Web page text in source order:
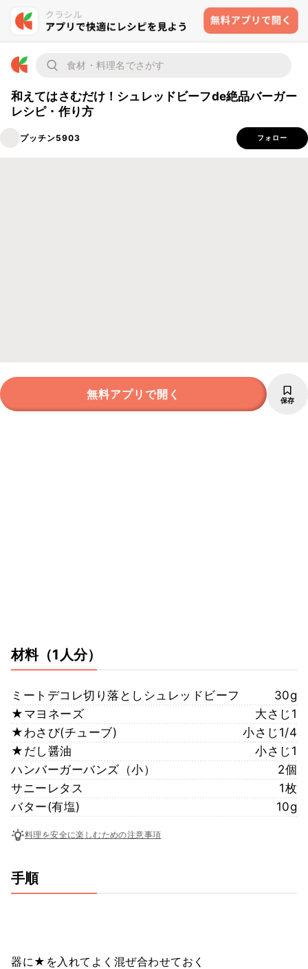
和えてはさむだけ！シュレッドビーフde絶品バーガー
レシピ・作り方
プッチン5903 フォロー
無料アプリで開く 保存
材料（1人分）
ミートデコレ切り落としシュレッドビーフ
30g
★マヨネーズ
大さじ1
★わさび(チューブ)
小さじ1/4
★だし醤油
小さじ1
ハンバーガーバンズ（小）
2個
サニーレタス
1枚
バター(有塩)
10g
料理を安全に楽しむための注意事項
手順
器に★を入れてよく混ぜ合わせておく